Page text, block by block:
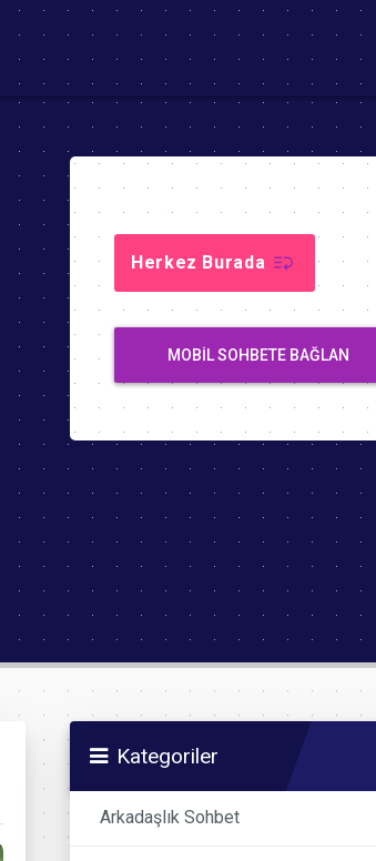
Herkez Burada
MOBIL SOHBETE BAĞLAN
Kategoriler
Arkadaşlık Sohbet